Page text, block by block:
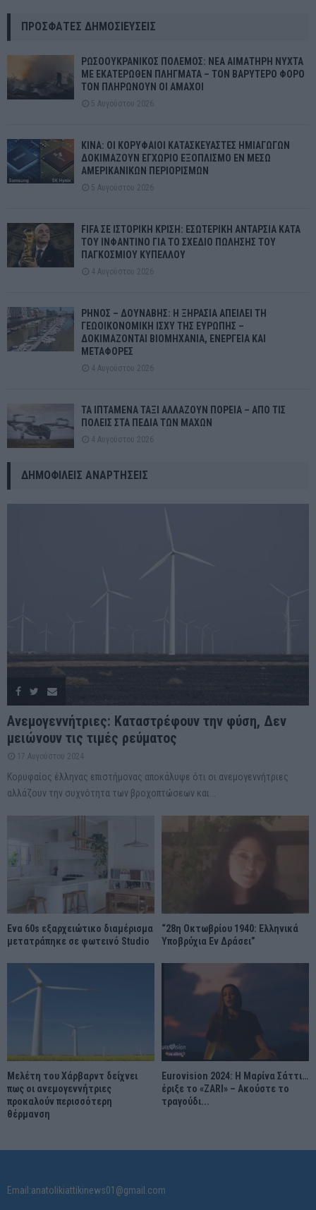
ΠΡΌΣΦΑΤΕΣ ΔΗΜΟΣΙΕΎΣΕΙΣ
ΡΩΣΟΟΥΚΡΑΝΙΚΟΣ ΠΟΛΕΜΟΣ: ΝΕΑ ΑΙΜΑΤΗΡΗ ΝΥΧΤΑ
ΜΕ ΕΚΑΤΕΡΩΘΕΝ ΠΛΗΓΜΑΤΑ – ΤΟΝ ΒΑΡΥΤΕΡΟ ΦΟΡΟ
ΤΟΝ ΠΛΗΡΩΝΟΥΝ ΟΙ ΑΜΑΧΟΙ
5 Αυγούστου 2026
ΚΙΝΑ: ΟΙ ΚΟΡΥΦΑΙΟΙ ΚΑΤΑΣΚΕΥΑΣΤΕΣ ΗΜΙΑΓΩΓΩΝ
ΔΟΚΙΜΑΖΟΥΝ ΕΓΧΩΡΙΟ ΕΞΟΠΛΙΣΜΟ ΕΝ ΜΕΣΩ
ΑΜΕΡΙΚΑΝΙΚΩΝ ΠΕΡΙΟΡΙΣΜΩΝ
5 Αυγούστου 2026
FIFA ΣΕ ΙΣΤΟΡΙΚΗ ΚΡΙΣΗ: ΕΣΩΤΕΡΙΚΗ ΑΝΤΑΡΣΙΑ ΚΑΤΑ
ΤΟΥ ΙΝΦΑΝΤΙΝΟ ΓΙΑ ΤΟ ΣΧΕΔΙΟ ΠΩΛΗΣΗΣ ΤΟΥ
ΠΑΓΚΟΣΜΙΟΥ ΚΥΠΕΛΛΟΥ
4 Αυγούστου 2026
ΡΗΝΟΣ – ΔΟΥΝΑΒΗΣ: Η ΞΗΡΑΣΙΑ ΑΠΕΙΛΕΙ ΤΗ
ΓΕΩΟΙΚΟΝΟΜΙΚΗ ΙΣΧΥ ΤΗΣ ΕΥΡΩΠΗΣ –
ΔΟΚΙΜΑΖΟΝΤΑΙ ΒΙΟΜΗΧΑΝΙΑ, ΕΝΕΡΓΕΙΑ ΚΑΙ
ΜΕΤΑΦΟΡΕΣ
4 Αυγούστου 2026
ΤΑ ΙΠΤΑΜΕΝΑ ΤΑΞΙ ΑΛΛΑΖΟΥΝ ΠΟΡΕΙΑ – ΑΠΟ ΤΙΣ
ΠΟΛΕΙΣ ΣΤΑ ΠΕΔΙΑ ΤΩΝ ΜΑΧΩΝ
4 Αυγούστου 2026
ΔΗΜΟΦΙΛΕΊΣ ΑΝΑΡΤΉΣΕΙΣ
Ανεμογεννήτριες: Καταστρέφουν την φύση, Δεν
μειώνουν τις τιμές ρεύματος
17 Αυγούστου 2024
Κορυφαίος έλληνας επιστήμονας αποκάλυψε ότι οι ανεμογεννήτριες
αλλάζουν την συχνότητα των βροχοπτώσεων και...
Ένα 60s εξαρχειώτικο διαμέρισμα
μετατράπηκε σε φωτεινό Studio
“28η Οκτωβρίου 1940: Ελληνικά
Υποβρύχια Εν Δράσει”
Μελέτη του Χάρβαρντ δείχνει
πως οι ανεμογεννήτριες
προκαλούν περισσότερη
θέρμανση
Eurovision 2024: Η Μαρίνα Σάττι…
έριξε το «ZARI» – Ακούστε το
τραγούδι...
Email:anatolikiattikinews01@gmail.com